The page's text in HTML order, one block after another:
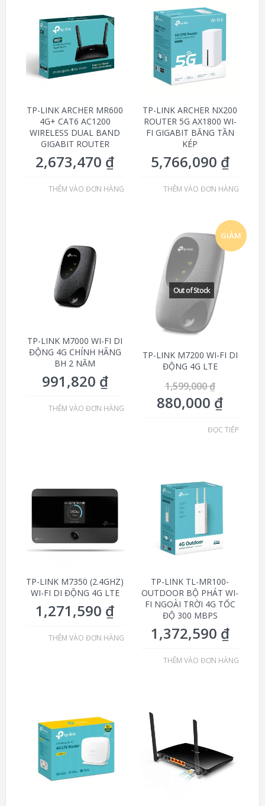
TP-LINK ARCHER MR600
4G+ CAT6 AC1200
WIRELESS DUAL BAND
GIGABIT ROUTER
2,673,470 ₫
THÊM VÀO ĐƠN HÀNG
TP-LINK ARCHER NX200
ROUTER 5G AX1800 WI-
FI GIGABIT BĂNG TẦN
KÉP
5,766,090 ₫
THÊM VÀO ĐƠN HÀNG
TP-LINK M7000 WI-FI DI
ĐỘNG 4G CHÍNH HÃNG
BH 2 NĂM
991,820 ₫
THÊM VÀO ĐƠN HÀNG
GIẢM
GIÁ!
TP-LINK M7200 WI-FI DI
ĐỘNG 4G LTE
1,599,000₫
880,000 ₫
ĐỌC TIẾP
TP-LINK M7350 (2.4GHZ)
WI-FI DI ĐỘNG 4G LTE
1,271,590 ₫
THÊM VÀO ĐƠN HÀNG
TP-LINK TL-MR100-
OUTDOOR BỘ PHÁT WI-
FI NGOÀI TRỜI 4G TỐC
ĐỘ 300 MBPS
1,372,590 ₫
THÊM VÀO ĐƠN HÀNG